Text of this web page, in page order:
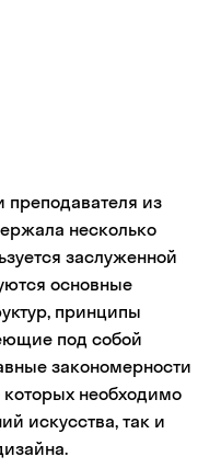
преподавателя из
несколько
заслуженной
основные
принципы
под собой
закономерности
необходимо
искусства, так и